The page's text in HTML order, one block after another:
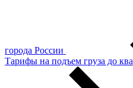
города России
Тарифы на подъем груза до